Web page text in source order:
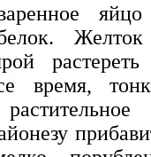
время,